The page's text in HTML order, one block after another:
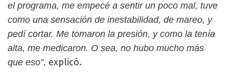
el programa, me empecé a sentir un poco mal, tuve
como una sensación de inestabilidad, de mareo, y
pedí cortar. Me tomaron la presión, y como la tenía
alta, me medicaron. O sea, no hubo mucho más
que eso”, explicó.